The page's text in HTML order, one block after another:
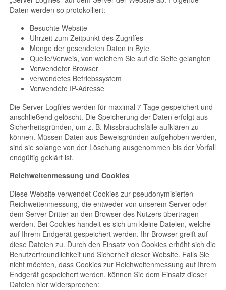
Daten werden so protokolliert:
Besuchte Website
Uhrzeit zum Zeitpunkt des Zugriffes
Menge der gesendeten Daten in Byte
Quelle/Verweis, von welchem Sie auf die Seite gelangten
Verwendeter Browser
verwendetes Betriebssystem
Verwendete IP-Adresse
Die Server-Logfiles werden für maximal 7 Tage gespeichert und
anschließend gelöscht. Die Speicherung der Daten erfolgt aus
Sicherheitsgründen, um z. B. Missbrauchsfälle aufklären zu
können. Müssen Daten aus Beweisgründen aufgehoben werden,
sind sie solange von der Löschung ausgenommen bis der Vorfall
endgültig geklärt ist.
Reichweitenmessung und Cookies
Diese Website verwendet Cookies zur pseudonymisierten
Reichweitenmessung, die entweder von unserem Server oder
dem Server Dritter an den Browser des Nutzers übertragen
werden. Bei Cookies handelt es sich um kleine Dateien, welche
auf Ihrem Endgerät gespeichert werden. Ihr Browser greift auf
diese Dateien zu. Durch den Einsatz von Cookies erhöht sich die
Benutzerfreundlichkeit und Sicherheit dieser Website. Falls Sie
nicht möchten, dass Cookies zur Reichweitenmessung auf Ihrem
Endgerät gespeichert werden, können Sie dem Einsatz dieser
Dateien hier widersprechen: